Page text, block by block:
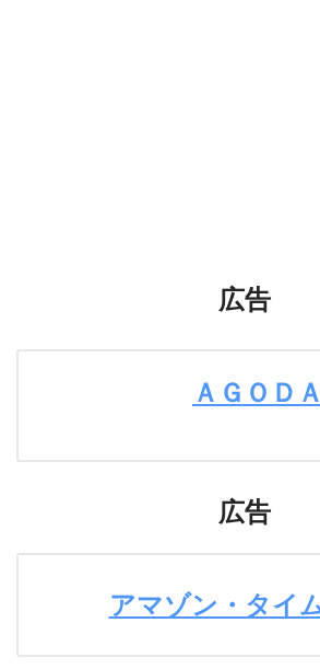
広告
ＡＧＯＤＡ
広告
アマゾン・タイ